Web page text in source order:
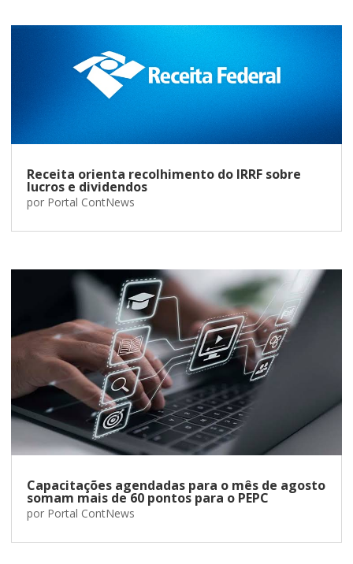
Receita orienta recolhimento do IRRF sobre
lucros e dividendos
por Portal ContNews
Capacitações agendadas para o mês de agosto
somam mais de 60 pontos para o PEPC
por Portal ContNews